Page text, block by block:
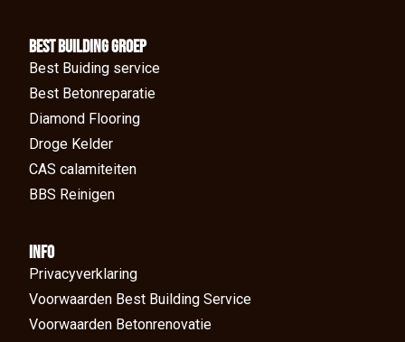
BEst Building groep
Best Buiding service
Best Betonreparatie
Diamond Flooring
Droge Kelder
CAS calamiteiten
BBS Reinigen
Info
Privacyverklaring
Voorwaarden Best Building Service
Voorwaarden Betonrenovatie